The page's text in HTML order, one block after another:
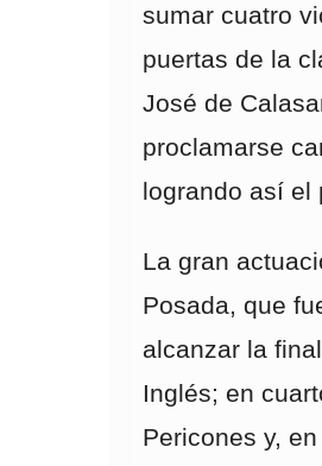
sumar cuatro
puertas de la
José de
proclamarse
logrando así el
La gran
Posada, que
alcanzar la
Inglés; en
Pericones y,